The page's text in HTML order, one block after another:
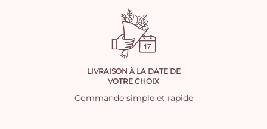
LIVRAISON À LA DATE DE
VOTRE CHOIX
Commande simple et rapide